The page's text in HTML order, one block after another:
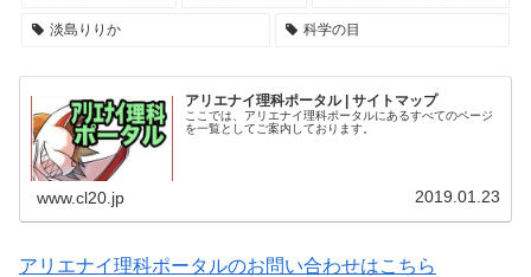
淡島りりか 科学の目
アリエナイ理科ポータル | サイトマップ
ここでは、アリエナイ理科ポータルにあるすべてのページ
を一覧としてご案内しております。
www.cl20.jp 2019.01.23
アリエナイ理科ポータルのお問い合わせはこちら